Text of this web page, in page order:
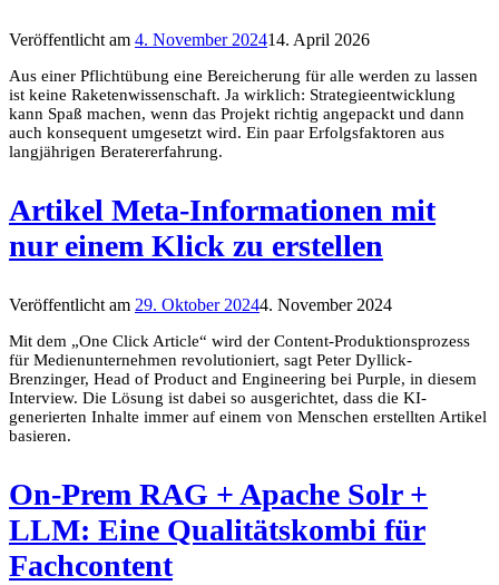
Veröffentlicht am 4. November 202414. April 2026
Aus einer Pflichtübung eine Bereicherung für alle werden zu lassen
ist keine Raketenwissenschaft. Ja wirklich: Strategieentwicklung
kann Spaß machen, wenn das Projekt richtig angepackt und dann
auch konsequent umgesetzt wird. Ein paar Erfolgsfaktoren aus
langjährigen Beratererfahrung.
Artikel Meta-Informationen mit
nur einem Klick zu erstellen
Veröffentlicht am 29. Oktober 20244. November 2024
Mit dem „One Click Article“ wird der Content-Produktionsprozess
für Medienunternehmen revolutioniert, sagt Peter Dyllick-
Brenzinger, Head of Product and Engineering bei Purple, in diesem
Interview. Die Lösung ist dabei so ausgerichtet, dass die KI-
generierten Inhalte immer auf einem von Menschen erstellten Artikel
basieren.
On-Prem RAG + Apache Solr +
LLM: Eine Qualitätskombi für
Fachcontent